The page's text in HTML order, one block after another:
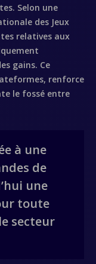
Selon une
des Jeux
relatives aux
gains. Ce
renforce
le fossé entre
à une
de
une
toute
secteur